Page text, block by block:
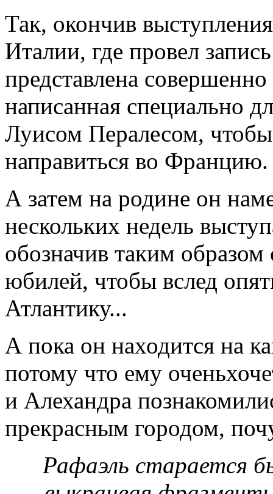
Так, окончив
Италии, где провел
представлена
написанная специально
Луисом Пералесом, чтобы
направиться во
А затем на родине он
нескольких недель
обозначив таким образом
юбилей, чтобы вслед
Атлантику...
А пока он находится на
потому что ему
и Алехандра
прекрасным городом,
Рафаэль старается